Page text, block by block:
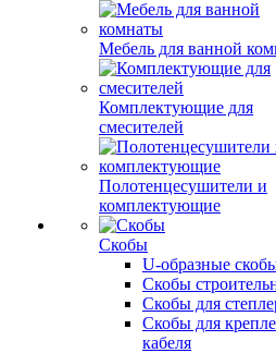
Мебель для ванной
Комплектующие для
смесителей
Полотенцесушители и
комплектующие
Скобы
U-образные
Скобы
Скобы для
Скобы для
кабеля